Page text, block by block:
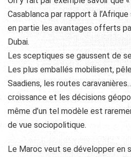
Casablanca par rapport à
en partie les avantages offerts
Dubai.
Les sceptiques se gaussent de
Les plus emballés mobilisent,
Saadiens, les routes
croissance et les décisions
même d’un tel modèle est
de vue sociopolitique.
Le Maroc veut se développer en